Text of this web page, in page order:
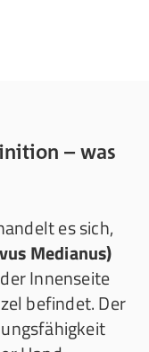
– was
es sich,
Medianus)
Innenseite
befindet. Der